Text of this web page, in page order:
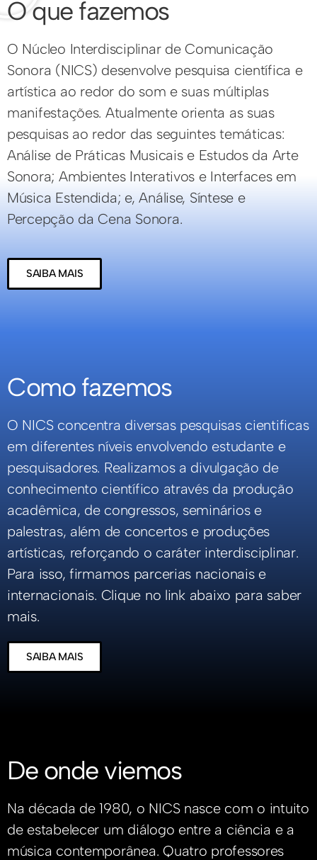
O que fazemos
O Núcleo Interdisciplinar de Comunicação
Sonora (NICS) desenvolve pesquisa científica e
artística ao redor do som e suas múltiplas
manifestações. Atualmente orienta as suas
pesquisas ao redor das seguintes temáticas:
Análise de Práticas Musicais e Estudos da Arte
Sonora; Ambientes Interativos e Interfaces em
Música Estendida; e, Análise, Síntese e
Percepção da Cena Sonora.
SAIBA MAIS
Como fazemos
O NICS concentra diversas pesquisas cientificas
em diferentes níveis envolvendo estudante e
pesquisadores. Realizamos a divulgação de
conhecimento científico através da produção
acadêmica, de congressos, seminários e
palestras, além de concertos e produções
artísticas, reforçando o caráter interdisciplinar.
Para isso, firmamos parcerias nacionais e
internacionais. Clique no link abaixo para saber
mais.
SAIBA MAIS
De onde viemos
Na década de 1980, o NICS nasce com o intuito
de estabelecer um diálogo entre a ciência e a
música contemporânea. Quatro professores